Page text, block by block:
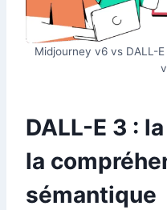
Midjourney v6 vs DALL-
DALL-E 3 :
la
sémantique